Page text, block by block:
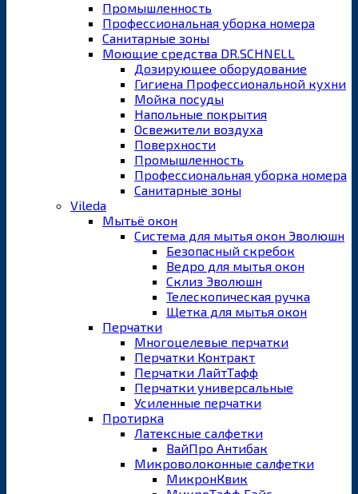
Промышленность
Профессиональная уборка номера
Санитарные зоны
Моющие средства DR.SCHNELL
Дозирующее оборудование
Гигиена Профессиональной кухни
Мойка посуды
Напольные покрытия
Освежители воздуха
Поверхности
Промышленность
Профессиональная уборка номера
Санитарные зоны
Vileda
Мытьё окон
Система для мытья окон Эволюшн
Безопасный скребок
Ведро для мытья окон
Склиз Эволюшн
Телескопическая ручка
Щетка для мытья окон
Перчатки
Многоцелевые перчатки
Перчатки Контракт
Перчатки ЛайтТафф
Перчатки универсальные
Усиленные перчатки
Протирка
Латексные салфетки
ВайПро Антибак
Микроволоконные салфетки
МикронКвик